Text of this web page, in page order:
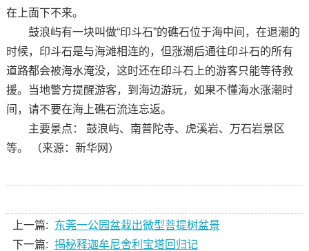
在上面下不来。
鼓浪屿有一块叫做“印斗石”的礁石位于海中间，在退潮的
时候，印斗石是与海滩相连的，但涨潮后通往印斗石的所有
道路都会被海水淹没，这时还在印斗石上的游客只能等待救
援。当地警方提醒游客，到海边游玩，如果不懂海水涨潮时
间，请不要在海上礁石流连忘返。
主要景点： 鼓浪屿、南普陀寺、虎溪岩、万石岩景区
等。 （来源：新华网）
上一篇:
东莞一公园盆栽出微型菩提树盆景
下一篇: 揭秘释迦牟尼舍利宝塔回归记